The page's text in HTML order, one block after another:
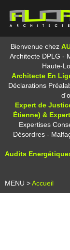
Bienvenue chez
Architecte DPLG -
Haute-
Architecte En
Déclarations
Expert de
Étienne) &
Expertises
Désordres -
Audits
MENU >Accueil